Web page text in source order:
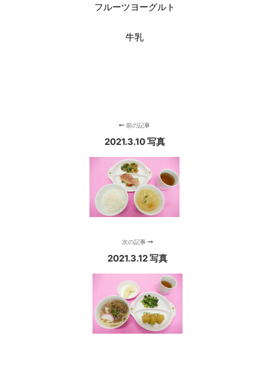
フルーツヨーグルト
牛乳
前の記事
2021.3.10 写真
次の記事
2021.3.12 写真